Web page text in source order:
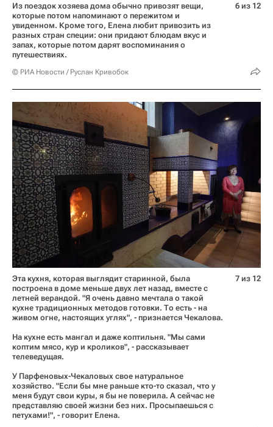
Из поездок хозяева дома обычно привозят вещи,
которые потом напоминают о пережитом и
увиденном. Кроме того, Елена любит привозить из
разных стран специи: они придают блюдам вкус и
запах, которые потом дарят воспоминания о
путешествиях.
© РИА Новости / Руслан Кривобок
6 из 12
Эта кухня, которая выглядит старинной, была
построена в доме меньше двух лет назад, вместе с
летней верандой. "Я очень давно мечтала о такой
кухне традиционных методов готовки. То есть - на
живом огне, настоящих углях", - признается Чекалова.
На кухне есть мангал и даже коптильня. "Мы сами
коптим мясо, кур и кроликов", - рассказывает
телеведущая.
У Парфеновых-Чекаловых свое натуральное
хозяйство. "Если бы мне раньше кто-то сказал, что у
меня будут свои куры, я бы не поверила. А сейчас не
представляю своей жизни без них. Просыпаешься с
петухами!", - говорит Елена.
7 из 12